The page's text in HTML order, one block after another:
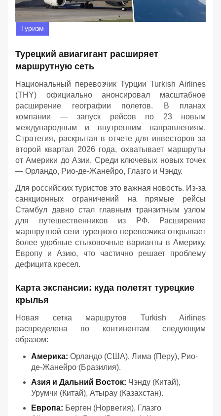
Туризм
Турецкий авиагигант расширяет
маршрутную сеть
Национальный перевозчик Турции Turkish Airlines
(THY) официально анонсировал масштабное
расширение географии полетов. В планах
компании — запуск рейсов по 23 новым
международным и внутренним направлениям.
Стратегия, раскрытая в отчете для инвесторов за
второй квартал 2026 года, охватывает маршруты
от Америки до Азии. Среди ключевых новых точек
— Орландо, Рио-де-Жанейро, Глазго и Чэнду.
Для российских туристов это важная новость. Из-за
санкционных ограничений на прямые рейсы
Стамбул давно стал главным транзитным узлом
для путешественников из РФ. Расширение
маршрутной сети турецкого перевозчика открывает
более удобные стыковочные варианты в Америку,
Европу и Азию, что частично решает проблему
дефицита кресел.
Карта экспансии: куда полетят турецкие
крылья
Новая сетка маршрутов Turkish Airlines
распределена по континентам следующим
образом:
Америка: Орландо (США), Лима (Перу), Рио-
де-Жанейро (Бразилия).
Азия и Дальний Восток: Чэнду (Китай),
Урумчи (Китай), Атырау (Казахстан).
Европа: Берген (Норвегия), Глазго